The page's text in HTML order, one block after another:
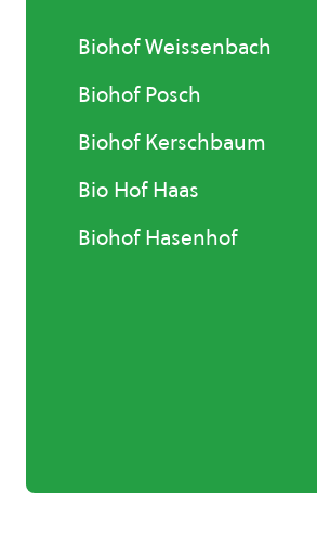
Biohof Weissenbach
Biohof Posch
Biohof Kerschbaum
Bio Hof Haas
Biohof Hasenhof